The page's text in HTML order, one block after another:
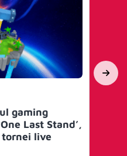
gaming
Last Stand’,
live